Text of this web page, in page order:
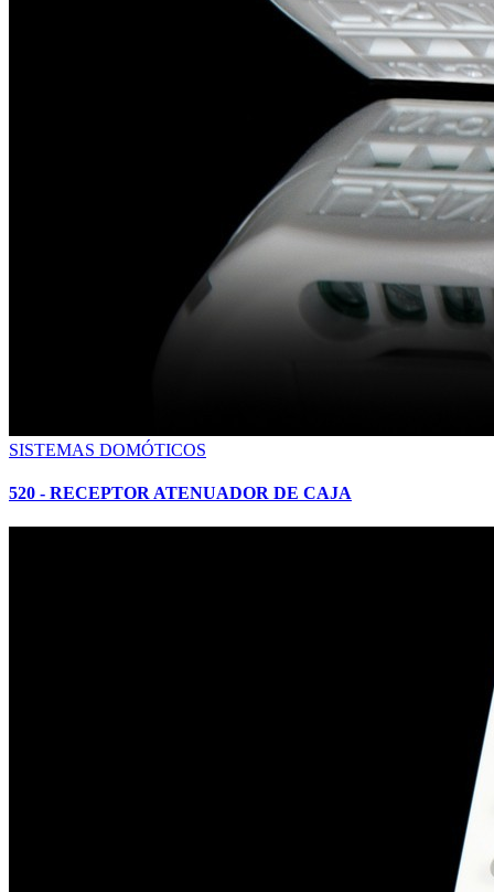
SISTEMAS DOMÓTICOS
520 - RECEPTOR ATENUADOR DE CAJA